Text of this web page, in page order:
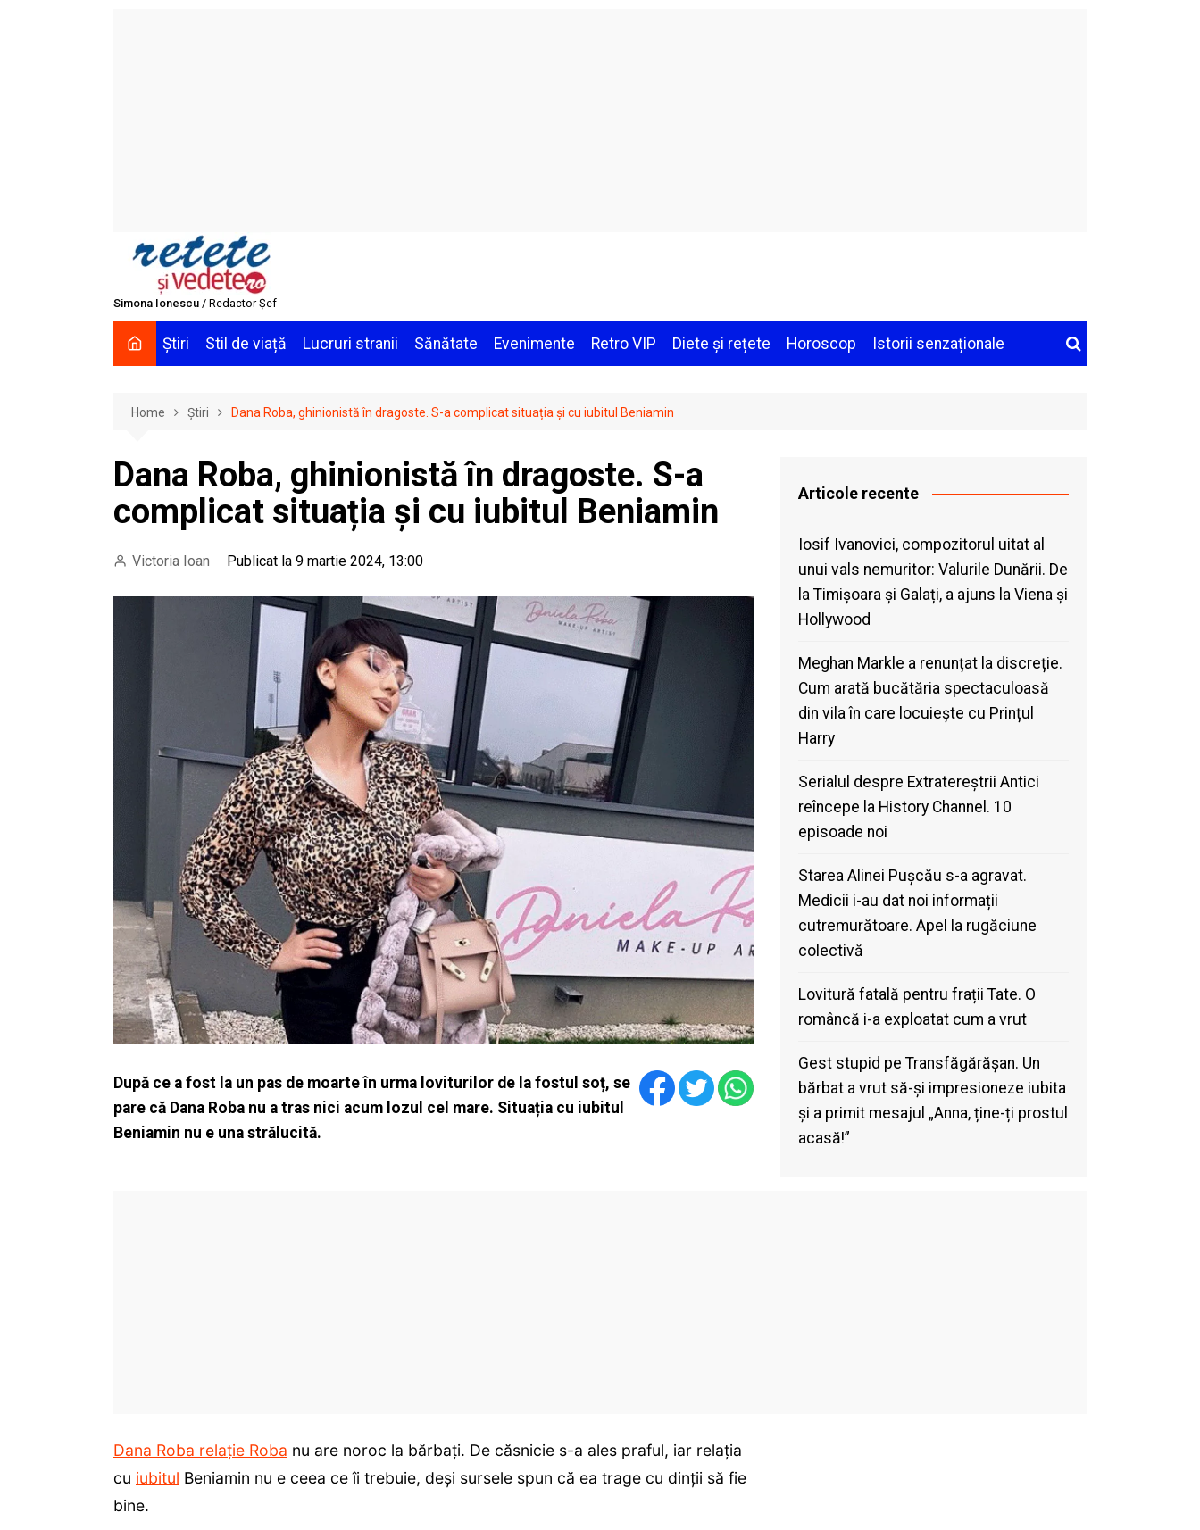
Simona Ionescu / Redactor Șef
Știri Stil de viață Lucruri stranii Sănătate Evenimente Retro VIP Diete și rețete Horoscop Istorii senzaționale
Home Știri Dana Roba, ghinionistă în dragoste. S-a complicat situația și cu iubitul Beniamin
Dana Roba, ghinionistă în dragoste. S-a
complicat situația și cu iubitul Beniamin
Victoria Ioan Publicat la 9 martie 2024, 13:00
După ce a fost la un pas de moarte în urma loviturilor de la fostul soț, se
pare că Dana Roba nu a tras nici acum lozul cel mare. Situația cu iubitul
Beniamin nu e una strălucită.
Articole recente
Iosif Ivanovici, compozitorul uitat al
unui vals nemuritor: Valurile Dunării. De
la Timișoara și Galați, a ajuns la Viena și
Hollywood
Meghan Markle a renunțat la discreție.
Cum arată bucătăria spectaculoasă
din vila în care locuiește cu Prințul
Harry
Serialul despre Extratereștrii Antici
reîncepe la History Channel. 10
episoade noi
Starea Alinei Pușcău s-a agravat.
Medicii i-au dat noi informații
cutremurătoare. Apel la rugăciune
colectivă
Lovitură fatală pentru frații Tate. O
româncă i-a exploatat cum a vrut
Gest stupid pe Transfăgărășan. Un
bărbat a vrut să-și impresioneze iubita
și a primit mesajul „Anna, ține-ți prostul
acasă!”
Dana Roba relație Roba nu are noroc la bărbați. De căsnicie s-a ales praful, iar relația
cu iubitul Beniamin nu e ceea ce îi trebuie, deși sursele spun că ea trage cu dinții să fie
bine.